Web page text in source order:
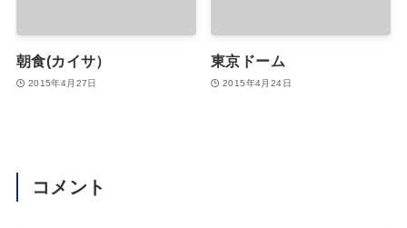
朝食(カイサ）
2015年4月27日
東京ドーム
2015年4月24日
コメント